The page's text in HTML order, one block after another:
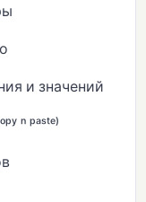
и значений
ⁿ ᵖᵃˢᵗᵉ⁾